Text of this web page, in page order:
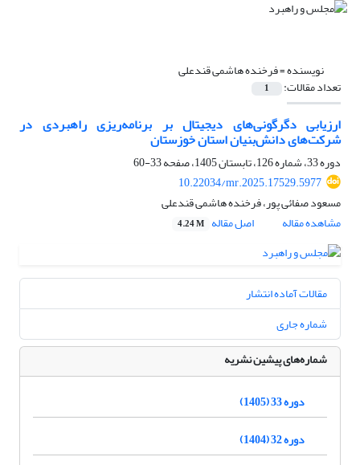
نویسنده =فرخنده هاشمی قندعلی
تعداد مقالات: 1
ارزیابی دگرگونی‌های دیجیتال بر برنامه‌ریزی راهبردی در
شرکت‌های دانش‌بنیان استان خوزستان
دوره 33، شماره 126، تابستان 1405، صفحه
33-60
10.22034/mr.2025.17529.5977
مسعود صفائی پور، فرخنده هاشمی قندعلی
مشاهده مقاله
اصل مقاله 4.24 M
مقالات آماده انتشار
شماره جاری
شماره‌های پیشین نشریه
دوره 33 (1405)
دوره 32 (1404)